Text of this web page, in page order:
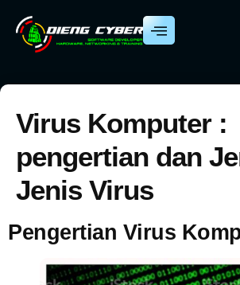
Virus Komputer :
pengertian dan
Jenis Virus
Pengertian Virus